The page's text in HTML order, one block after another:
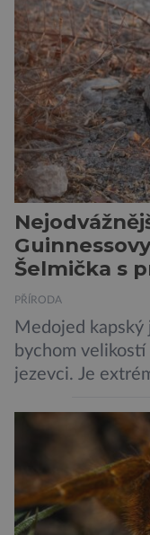
zajímavější.
vnímat
a samy také
Šelmička s
PŘÍRODA
Medojed kapský
bychom
jezevci. Je
této souvislosti
Guinnessovy
názvu nežije
je mu valná část
vyskytuje se